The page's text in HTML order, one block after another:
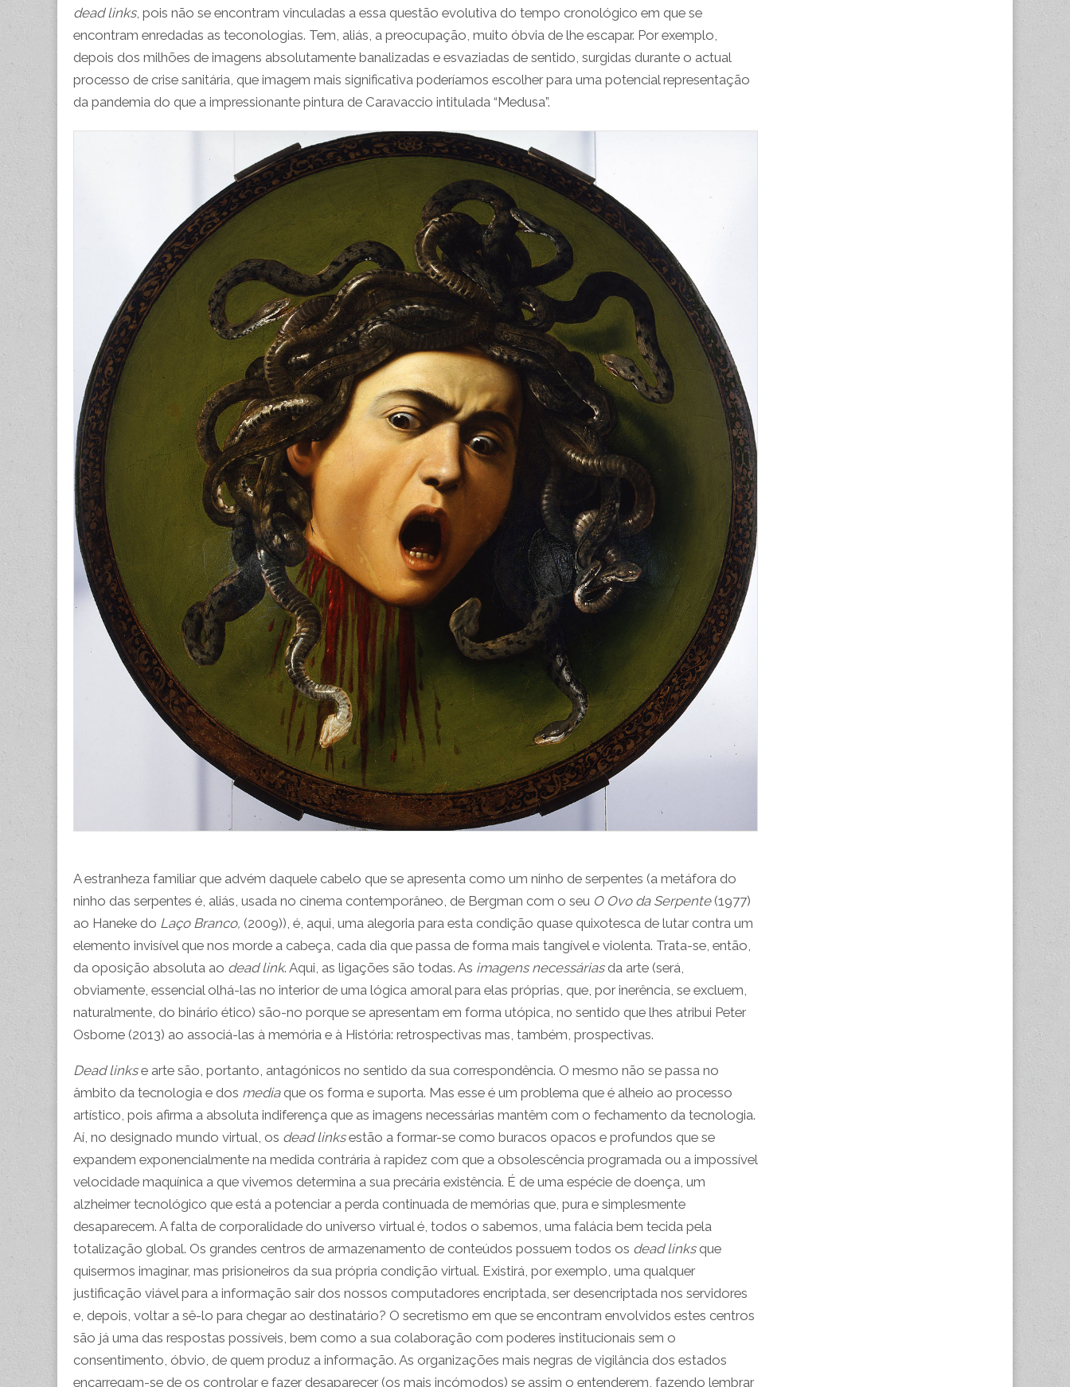
dead links, pois não se encontram vinculadas a essa questão evolutiva do tempo cronológico em que se
encontram enredadas as teconologias. Tem, aliás, a preocupação, muito óbvia de lhe escapar. Por exemplo,
depois dos milhões de imagens absolutamente banalizadas e esvaziadas de sentido, surgidas durante o actual
processo de crise sanitária, que imagem mais significativa poderíamos escolher para uma potencial representação
da pandemia do que a impressionante pintura de Caravaccio intitulada “Medusa”.
A estranheza familiar que advém daquele cabelo que se apresenta como um ninho de serpentes (a metáfora do
ninho das serpentes é, aliás, usada no cinema contemporâneo, de Bergman com o seu O Ovo da Serpente(1977)
ao Haneke do Laço Branco, (2009)), é, aqui, uma alegoria para esta condição quase quixotesca de lutar contra um
elemento invisível que nos morde a cabeça, cada dia que passa de forma mais tangível e violenta. Trata-se, então,
da oposição absoluta ao dead link. Aqui, as ligações são todas. As imagens necessáriasda arte (será,
obviamente, essencial olhá-las no interior de uma lógica amoral para elas próprias, que, por inerência, se excluem,
naturalmente, do binário ético) são-no porque se apresentam em forma utópica, no sentido que lhes atribui Peter
Osborne (2013) ao associá-las à memória e à História: retrospectivas mas, também, prospectivas.
Dead linkse arte são, portanto, antagónicos no sentido da sua correspondência. O mesmo não se passa no
âmbito da tecnologia e dos mediaque os forma e suporta. Mas esse é um problema que é alheio ao processo
artístico, pois afirma a absoluta indiferença que as imagens necessárias mantêm com o fechamento da tecnologia.
Aí, no designado mundo virtual, os dead linksestão a formar-se como buracos opacos e profundos que se
expandem exponencialmente na medida contrária à rapidez com que a obsolescência programada ou a impossível
velocidade maquínica a que vivemos determina a sua precária existência. É de uma espécie de doença, um
alzheimer tecnológico que está a potenciar a perda continuada de memórias que, pura e simplesmente
desaparecem. A falta de corporalidade do universo virtual é, todos o sabemos, uma falácia bem tecida pela
totalização global. Os grandes centros de armazenamento de conteúdos possuem todos os dead linksque
quisermos imaginar, mas prisioneiros da sua própria condição virtual. Existirá, por exemplo, uma qualquer
justificação viável para a informação sair dos nossos computadores encriptada, ser desencriptada nos servidores
e, depois, voltar a sê-lo para chegar ao destinatário? O secretismo em que se encontram envolvidos estes centros
são já uma das respostas possíveis, bem como a sua colaboração com poderes institucionais sem o
consentimento, óbvio, de quem produz a informação. As organizações mais negras de vigilância dos estados
encarregam-se de os controlar e fazer desaparecer (os mais incómodos) se assim o entenderem, fazendo lembrar